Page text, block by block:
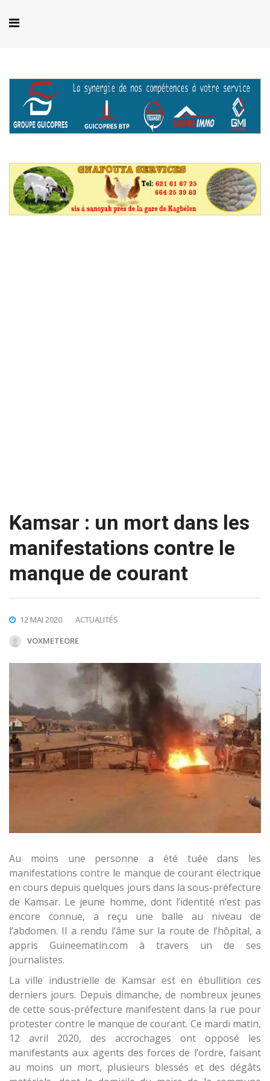
Kamsar : un mort dans les
manifestations contre le
manque de courant
12 MAI 2020
ACTUALITÉS
VOXMETEORE
Au moins une personne a été tuée dans les
manifestations contre le manque de courant électrique
en cours depuis quelques jours dans la sous-préfecture
de Kamsar. Le jeune homme, dont l’identité n’est pas
encore connue, a reçu une balle au niveau de
l’abdomen. Il a rendu l’âme sur la route de l’hôpital, a
appris Guineematin.com à travers un de ses
journalistes.
La ville industrielle de Kamsar est en ébullition ces
derniers jours. Depuis dimanche, de nombreux jeunes
de cette sous-préfecture manifestent dans la rue pour
protester contre le manque de courant. Ce mardi matin,
12 avril 2020, des accrochages ont opposé les
manifestants aux agents des forces de l’ordre, faisant
au moins un mort, plusieurs blessés et des dégâts